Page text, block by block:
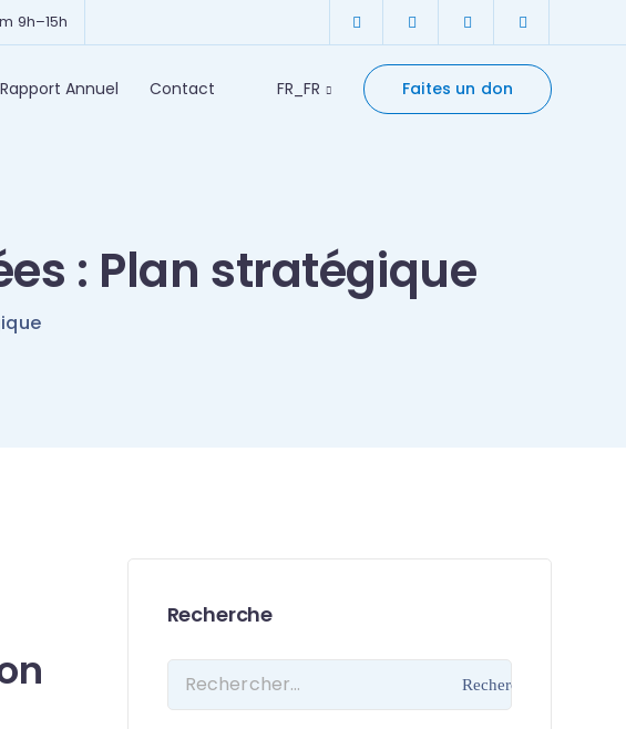
9h–15h
Rapport Annuel Contact FR_FR Faites un don
: Plan stratégique
Recherche